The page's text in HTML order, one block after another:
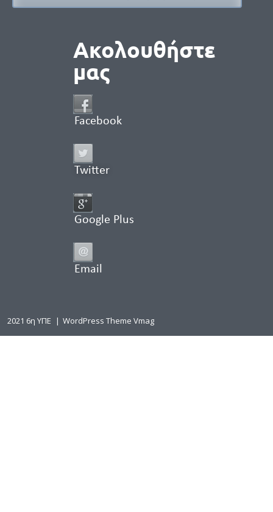
Ακολουθήστε
μας
Facebook
Twitter
Google Plus
Email
2021 6η ΥΠΕ | WordPress Theme Vmag